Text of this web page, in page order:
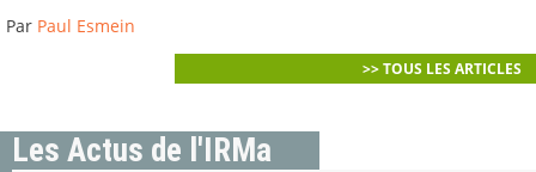
Par Paul Esmein
>> TOUS LES ARTICLES
Les Actus de l'IRMa